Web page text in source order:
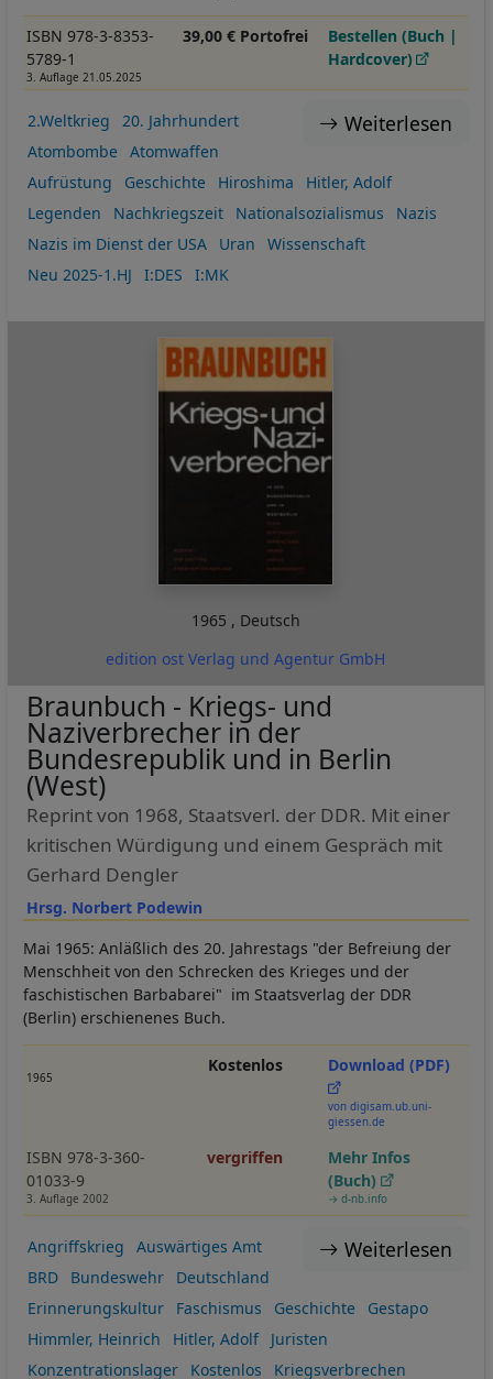
ISBN 978-3-8353-
5789-1
3. Auflage 21.05.2025
39,00 € Portofrei
Bestellen (Buch |
Hardcover)
Weiterlesen
2.Weltkrieg
20. Jahrhundert
Atombombe
Atomwaffen
Aufrüstung
Geschichte Hiroshima
Hitler, Adolf
Legenden
Nachkriegszeit Nationalsozialismus
Nazis
Nazis im Dienst der USA
Uran
Wissenschaft
Neu 2025-1.HJ
I:DES I:MK
1965 , Deutsch
edition ost Verlag und Agentur GmbH
Hrsg. Norbert Podewin
Braunbuch - Kriegs- und
Naziverbrecher in der
Bundesrepublik und in Berlin
(West)
Reprint von 1968, Staatsverl. der DDR. Mit einer
kritischen Würdigung und einem Gespräch mit
Gerhard Dengler
Mai 1965: Anläßlich des 20. Jahrestags "der Befreiung der
Menschheit von den Schrecken des Krieges und der
faschistischen Barbabarei" im Staatsverlag der DDR
(Berlin) erschienenes Buch.
1965
Kostenlos Download (PDF)
von digisam.ub.uni-
giessen.de
ISBN 978-3-360-
01033-9
3. Auflage 2002
vergriffen
Mehr Infos
(Buch)
→ d-nb.info
Weiterlesen
Angriffskrieg
Auswärtiges Amt
BRD
Bundeswehr
Deutschland
Erinnerungskultur
Faschismus Geschichte
Gestapo
Himmler, Heinrich
Hitler, Adolf
Juristen
Konzentrationslager
Kostenlos
Kriegsverbrechen